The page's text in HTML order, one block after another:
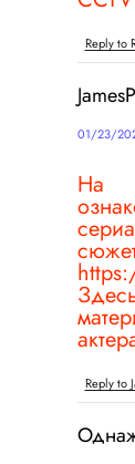
Reply to
01/23/
На
Reply to